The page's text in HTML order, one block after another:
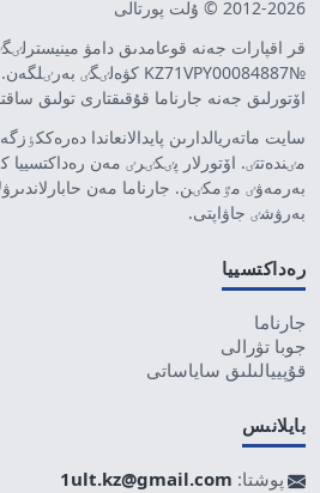
2012-2026 © ۇلت پورتالى
قر اقپارات جەنە قوعامدىق دامۋ
№KZ71VPY00084887 كۋەلٸگٸ بەرٸلگەن.
اۆتورلىق جەنە جارناما قۇقىقتارى تولىق
سايت ماتەريالدارىن پايدالانعاندا
مٸندەتتٸ. اۆتورلار پٸكٸرٸ مەن
بەرمەۋٸ مٷمكٸن. جارناما مەن
بەرۋشٸ جاۋاپتى.
رەداكتسييا
جارناما
جوبا تۋرالى
قۇپييالىلىق ساياساتى
بايلانىس
پوشتا: 1ult.kz@gmail.com